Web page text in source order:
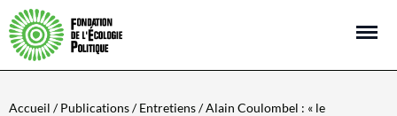
Open
Accueil /Publications/Entretiens/ Alain Coulombel : « le